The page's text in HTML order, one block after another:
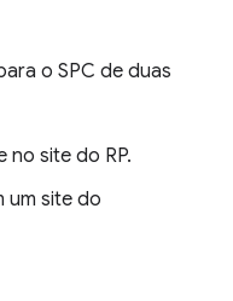
o SPC de duas
no site do RP.
um site do